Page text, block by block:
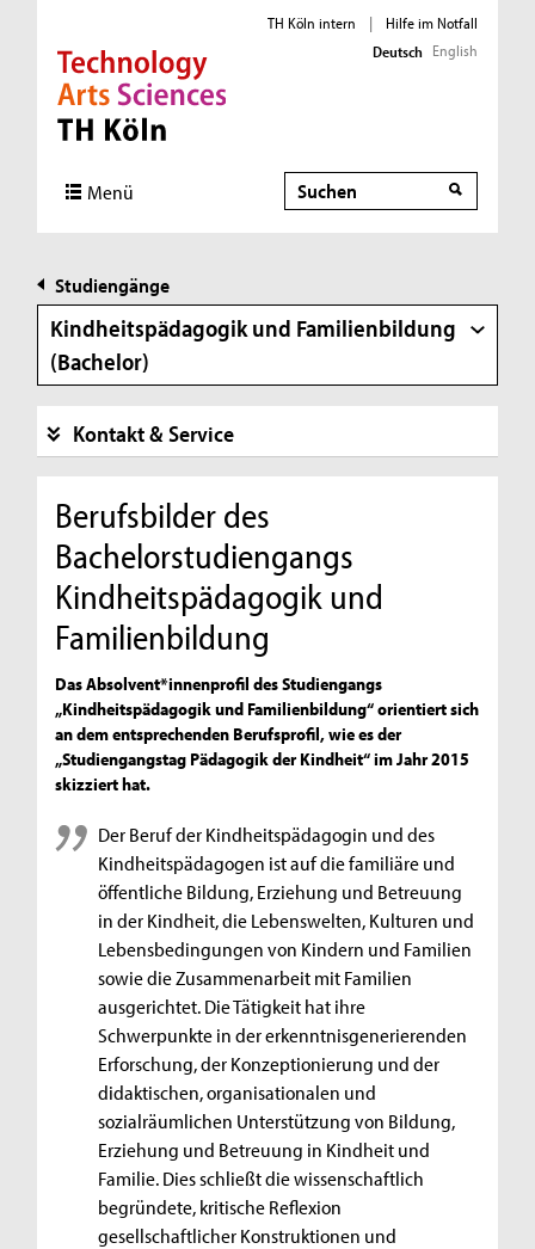
Direkt zur Hauptnavigation
Direkt zur Subnavigation
Direkt zum Inhalt
Direkt zum Fußbereich
TH Köln intern |
Hilfe im Notfall
Deutsch English
Menü Suche
Studiengänge
Kindheitspädagogik und Familienbildung
(Bachelor)
Kontakt & Service
Berufsbilder des
Bachelorstudiengangs
Kindheitspädagogik und
Familienbildung
Das Absolvent*innenprofil des Studiengangs
„Kindheitspädagogik und Familienbildung“ orientiert sich
an dem entsprechenden Berufsprofil, wie es der
„Studiengangstag Pädagogik der Kindheit“ im Jahr 2015
skizziert hat.
Der Beruf der Kindheitspädagogin und des
Kindheitspädagogen ist auf die familiäre und
öffentliche Bildung, Erziehung und Betreuung
in der Kindheit, die Lebenswelten, Kulturen und
Lebensbedingungen von Kindern und Familien
sowie die Zusammenarbeit mit Familien
ausgerichtet. Die Tätigkeit hat ihre
Schwerpunkte in der erkenntnisgenerierenden
Erforschung, der Konzeptionierung und der
didaktischen, organisationalen und
sozialräumlichen Unterstützung von Bildung,
Erziehung und Betreuung in Kindheit und
Familie. Dies schließt die wissenschaftlich
begründete, kritische Reflexion
gesellschaftlicher Konstruktionen und